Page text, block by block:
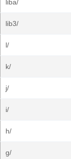
liba/
lib3/
l/
k/
j/
i/
h/
g/